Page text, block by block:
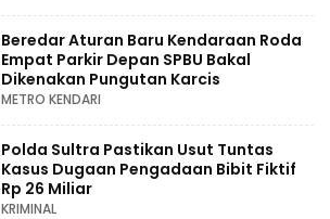
Beredar Aturan Baru Kendaraan Roda
Empat Parkir Depan SPBU Bakal
Dikenakan Pungutan Karcis
METRO KENDARI
Polda Sultra Pastikan Usut Tuntas
Kasus Dugaan Pengadaan Bibit Fiktif
Rp 26 Miliar
KRIMINAL